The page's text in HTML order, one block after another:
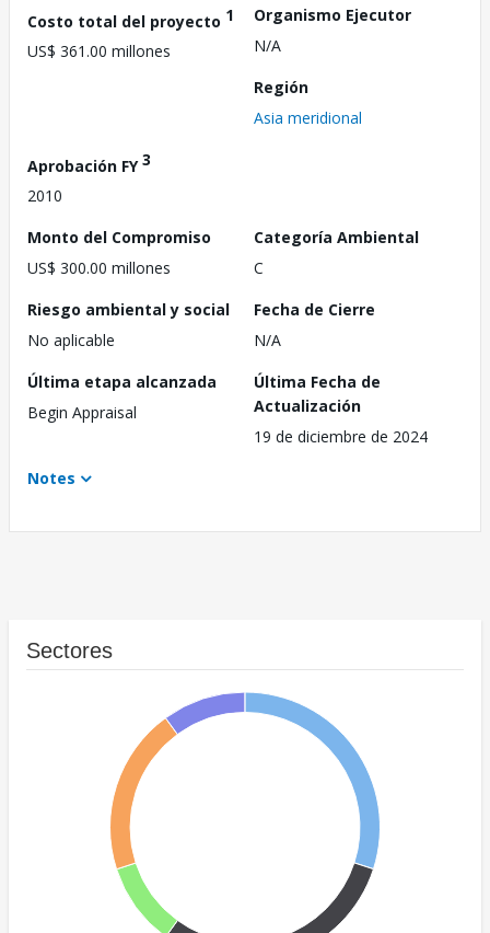
Costo total del proyecto 1
US$ 361.00 millones
Organismo Ejecutor
N/A
Región
Asia meridional
Aprobación FY3
2010
Monto del Compromiso
US$ 300.00 millones
Categoría Ambiental
C
Riesgo ambiental y social
No aplicable
Fecha de Cierre
N/A
Última etapa alcanzada
Begin Appraisal
Última Fecha de
Actualización
19 de diciembre de 2024
Notes
Sectores